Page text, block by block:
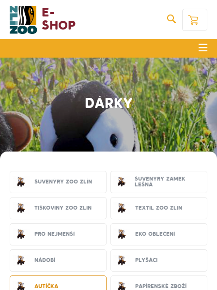
E-
Shop
DÁRKY
Suvenýry Zoo Zlín
Suvenýry zámek
Lešná
Tiskoviny Zoo Zlín Textil Zoo Zlín
Pro nejmenší EKO oblečení
Nádobí Plyšáci
Autíčka Papírenské zboží